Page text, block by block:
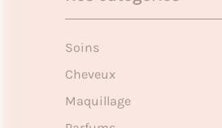
Soins
Cheveux
Maquillage